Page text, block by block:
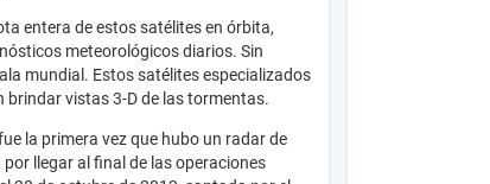
entera de estos satélites en órbita,
meteorológicos diarios. Sin
mundial. Estos satélites especializados
vistas 3-D de las tormentas.
la primera vez que hubo un radar de
llegar al final de las operaciones